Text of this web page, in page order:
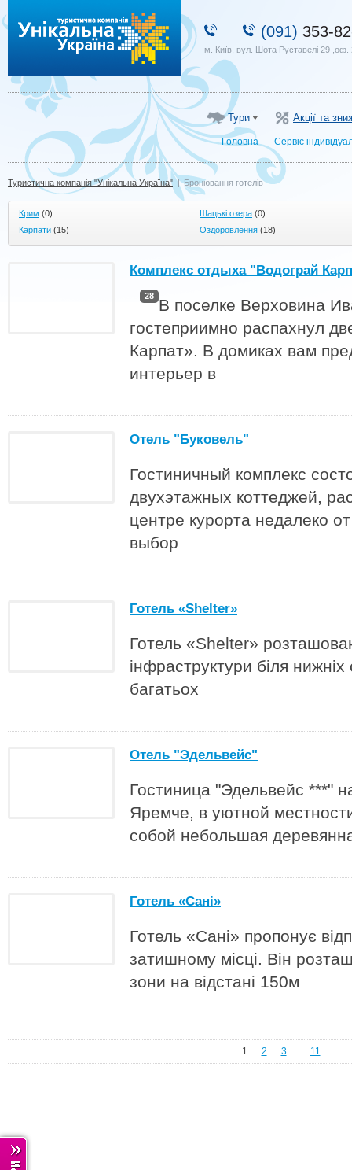
(091) 353-
м. Київ, вул. Шота Руставелі 29
Тури Акції та
Головна Сервіс
Туристична компанія "Унікальна Україна" | Бронювання готелів
Крим (0) Шацькі озера (0)
Карпати (15) Оздоровлення (18)
Комплекс отдыха "Водограй
28 В поселке Верховина
гостеприимно распахнул
Карпат». В домиках вам
интерьер в
Отель "Буковель"
Гостиничный комплекс
двухэтажных коттеджей,
центре курорта недалеко
выбор
Готель «Shelter»
Готель «Shelter»
інфраструктури біля
багатьох
Отель "Эдельвейс"
Гостиница "Эдельвейс ***"
Яремче, в уютной
собой небольшая
Готель «Сані»
Готель «Сані» пропонує
затишному місці. Він
зони на відстані 150м
1 2 3 ... 11